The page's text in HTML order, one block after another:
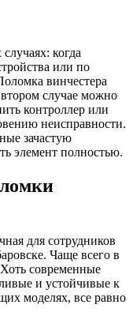
когда
или по
винчестера
случае можно
контроллер или
неисправности.
зачастую
элемент полностью.
для сотрудников
Чаще всего в
Хоть современные
и устойчивые к
моделях, все равно